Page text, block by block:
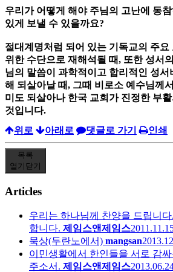
우리가 어떻게 해야 주님의 고난에 동
있게 보낼 수 있을까요?
절대계명처럼 되어 있는 기독교의 주
위한 수단으로 재해석될 때, 또한 성서
님의 말씀이 과학적이고 합리적인 성서
해 되살아날 때, 그때 비로소 예수님께
미도 되살아나 한국 교회가 진정한 부
것입니다.
위로
아래로 댓글로 가기 인쇄
목록
열기 닫기
Articles
우리는 하나님께 찬양을 드립니
합니다. 제임스앤제임스
묵상(두란노에서) mangsan
이민생활에서 한인들을 서로 감
주소서. 제임스앤제임스